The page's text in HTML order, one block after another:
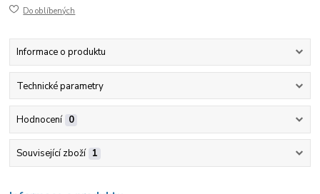
Do oblíbených
Informace o produktu
Technické parametry
Hodnocení 0
Související zboží 1